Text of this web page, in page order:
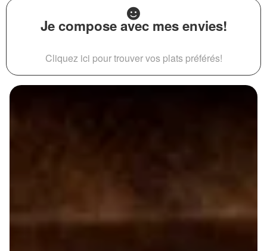
Je compose avec mes envies!
Cliquez ici pour trouver vos plats préférés!